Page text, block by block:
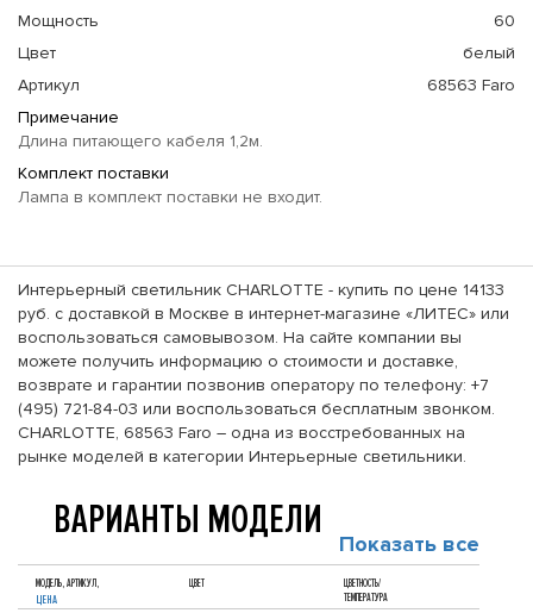
Мощность
60
Цвет
белый
Артикул
68563 Faro
Примечание
Длина питающего кабеля 1,2м.
Комплект поставки
Лампа в комплект поставки не входит.
Интерьерный светильник CHARLOTTE - купить по цене 14133
руб. с доставкой в Москве в интернет-магазине «ЛИТЕС» или
воспользоваться самовывозом. На сайте компании вы
можете получить информацию о стоимости и доставке,
возврате и гарантии позвонив оператору по телефону: +7
(495) 721-84-03 или воспользоваться бесплатным звонком.
CHARLOTTE, 68563 Faro – одна из восстребованных на
рынке моделей в категории Интерьерные светильники.
ВАРИАНТЫ МОДЕЛИ Показать все
МОДЕЛЬ, АРТИКУЛ,
ЦЕНА
ЦВЕТ
ЦВЕТНОСТЬ/
ТЕМПЕРАТУРА